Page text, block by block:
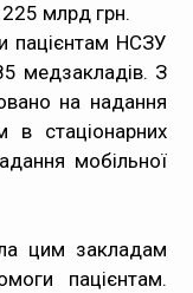
225 млрд грн.
пацієнтам НСЗУ
медзакладів. З
на надання
в стаціонарних
мобільної
цим закладам
пацієнтам.